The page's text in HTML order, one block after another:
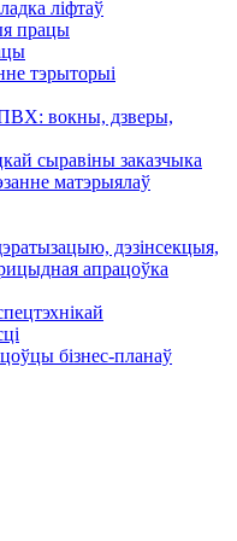
ліфтаў
працы
тэрыторыі
вокны, дзверы,
сыравіны заказчыка
матэрыялаў
дэзiнсекцыя,
апрацоўка
бізнес-планаў